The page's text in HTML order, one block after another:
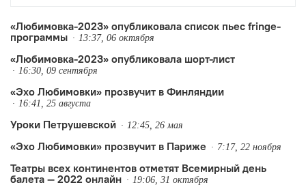
«Любимовка-2023» опубликовала список пьес fringe-
программы
13:37, 06 октября
«Любимовка-2023» опубликовала шорт-лист
16:30, 09 сентября
«Эхо Любимовки» прозвучит в Финляндии
16:41, 25 августа
Уроки Петрушевской 12:45, 26 мая
«Эхо Любимовки» прозвучит в Париже 7:17, 22 ноября
Театры всех континентов отметят Всемирный день
балета — 2022 онлайн
19:06, 31 октября